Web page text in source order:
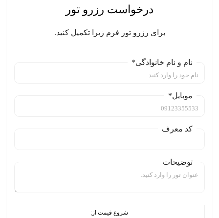
درخواست رزرو تور
برای رزرو تور فرم زیرا تکمیل کنید.
نام و نام خانوادگی*
موبایل*
کد معرف
توضیحات
شروع قیمت از: